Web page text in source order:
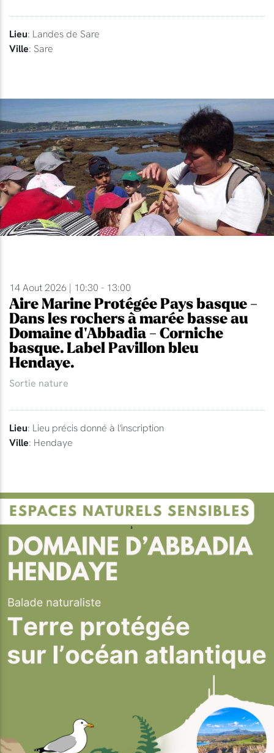
Lieu: Landes de Sare
Ville: Sare
14 Aout 2026 | 10:30 - 13:00
Aire Marine Protégée Pays basque -
Dans les rochers à marée basse au
Domaine d'Abbadia - Corniche
basque. Label Pavillon bleu
Hendaye.
Sortie nature
Lieu: Lieu précis donné à l'inscription
Ville: Hendaye